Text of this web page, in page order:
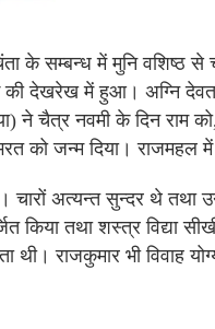
के सम्बन्ध में मुनि वशिष्ठ
देखरेख में हुआ। अग्नि देवता
ने चैत्र नवमी के दिन राम
को जन्म दिया। राजमहल
चारों अत्यन्त सुन्दर थे
किया तथा शस्त्र विद्या
थी। राजकुमार भी विवाह